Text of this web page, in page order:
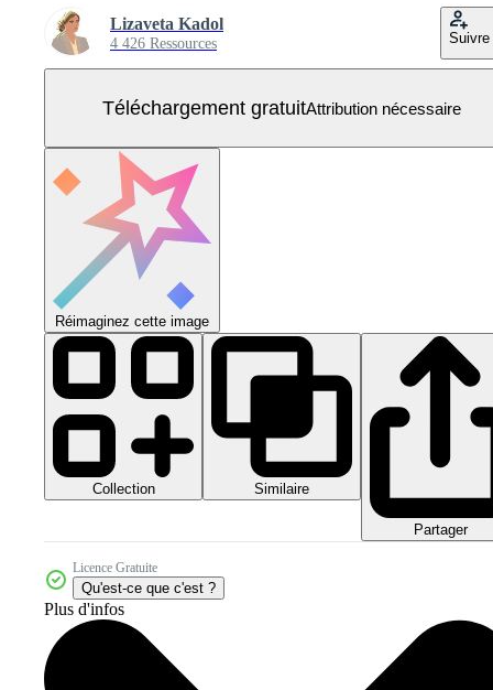
Lizaveta Kadol
4 426 Ressources Suivre
Téléchargement gratuitAttribution nécessaire
Réimaginez cette image
Collection Similaire
Partager
Licence Gratuite
Qu'est-ce que c'est ?
Plus d'infos